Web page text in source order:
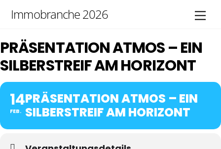
Immobranche 2026
PRÄSENTATION ATMOS – EIN
SILBERSTREIF AM HORIZONT
14
FEB.
PRÄSENTATION ATMOS – EIN
SILBERSTREIF AM HORIZONT